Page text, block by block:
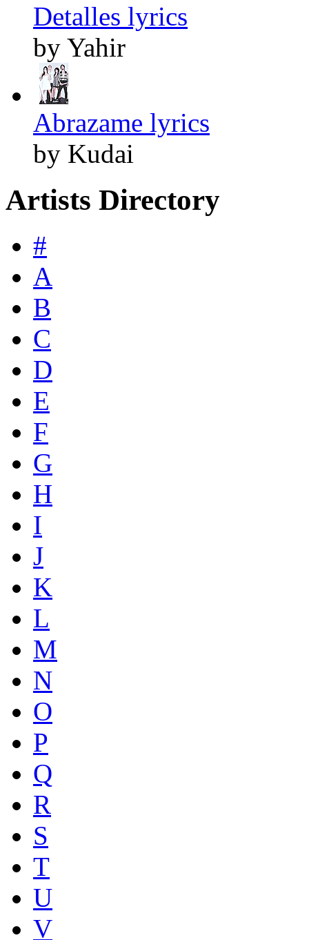
Detalles lyrics
by Yahir
Abrazame lyrics
by Kudai
Artists Directory
#
A
B
C
D
E
F
G
H
I
J
K
L
M
N
O
P
Q
R
S
T
U
V